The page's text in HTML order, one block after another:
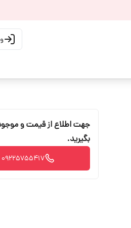
جهت اطلاع از قیمت و
بگیرید.
09225755417